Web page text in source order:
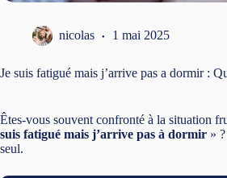
nicolas 1 mai 2025
Je suis fatigué mais j’arrive pas a dormir :
Êtes-vous souvent confronté à la situation
suis fatigué mais j’arrive pas à dormir »
seul.